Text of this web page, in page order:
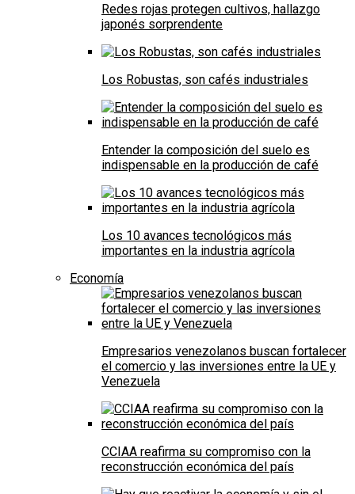
Redes rojas protegen cultivos, hallazgo
japonés sorprendente
Los Robustas, son cafés industriales
Entender la composición del suelo es
indispensable en la producción de café
Los 10 avances tecnológicos más
importantes en la industria agrícola
Economía
Empresarios venezolanos buscan fortalecer
el comercio y las inversiones entre la UE y
Venezuela
CCIAA reafirma su compromiso con la
reconstrucción económica del país